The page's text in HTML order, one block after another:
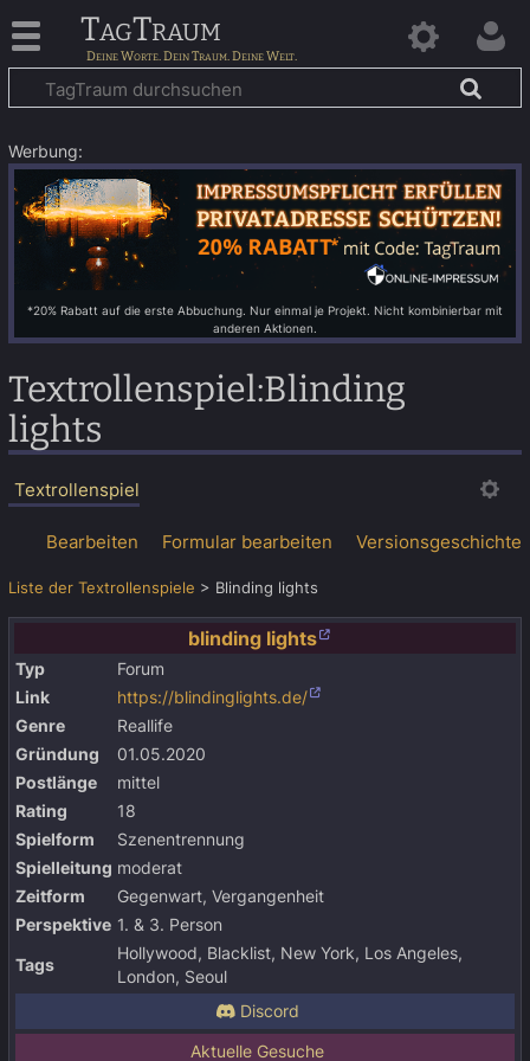
TagTraum
Werbung:
*20% Rabatt auf die erste Abbuchung. Nur einmal je Projekt. Nicht kombinierbar mit
anderen Aktionen.
Textrollenspiel:Blinding
lights
Textrollenspiel
Bearbeiten Formular bearbeiten Versionsgeschichte
Liste der Textrollenspiele > Blinding lights
blinding lights
Typ
Forum
Link
https://blindinglights.de/
Genre
Reallife
Gründung
01.05.2020
Postlänge
mittel
Rating
18
Spielform
Szenentrennung
Spielleitung moderat
Zeitform
Gegenwart, Vergangenheit
Perspektive 1. & 3. Person
Tags
Hollywood, Blacklist, New York, Los Angeles,
London, Seoul
Discord
Aktuelle Gesuche